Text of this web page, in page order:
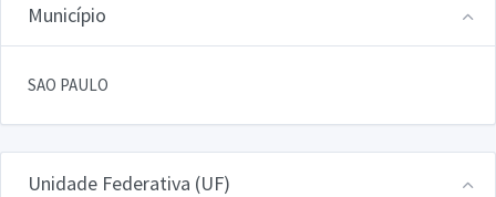
Município
SAO PAULO
Unidade Federativa (UF)